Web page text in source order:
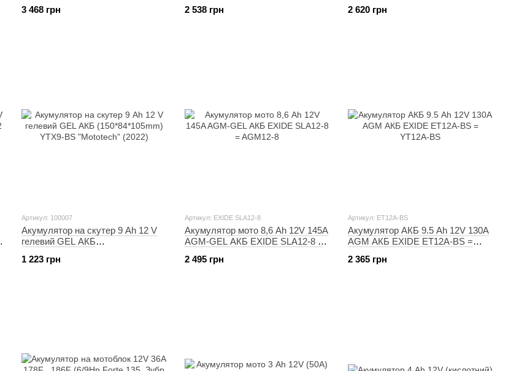
3 468 грн
2 538 грн
2 620 грн
Артикул: 100007
Акумулятор на скутер 9 Ah 12 V
гелевий GEL АКБ
"Mototech" (2022)
1 223 грн
Артикул: EXIDE SLA12-8
Акумулятор мото 8,6 Ah 12V 145A
AGM-GEL АКБ EXIDE SLA12-8 =
2 495 грн
Артикул: ET12A-BS
Акумулятор АКБ 9.5 Ah 12V 130A
AGM АКБ EXIDE ET12A-BS =
2 365 грн